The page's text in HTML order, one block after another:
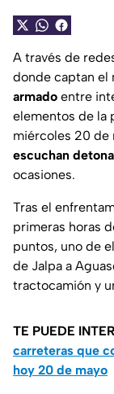
A través de
donde captan el
armado entre
elementos de la
miércoles 20 de
escuchan
ocasiones.
Tras el
primeras horas
puntos, uno de
de Jalpa a
tractocamión y
TE PUEDE
carreteras que
hoy 20 de mayo